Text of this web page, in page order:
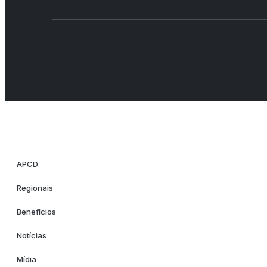
APCD
Regionais
Benefícios
Notícias
Mídia